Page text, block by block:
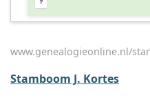
www.genealogieonline.nl/
Stamboom J. Kortes